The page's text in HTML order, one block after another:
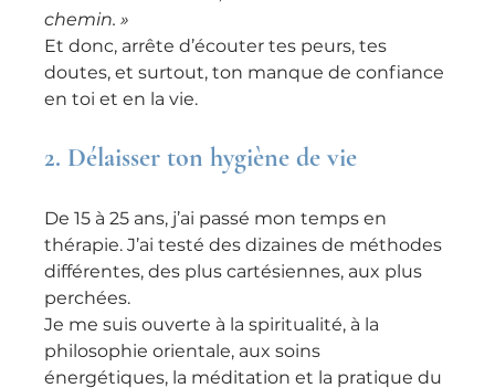
chemin. »
Et donc, arrête d’écouter tes peurs, tes
doutes, et surtout, ton manque de confiance
en toi et en la vie.
2. Délaisser ton hygiène de vie
De 15 à 25 ans, j’ai passé mon temps en
thérapie. J’ai testé des dizaines de méthodes
différentes, des plus cartésiennes, aux plus
perchées.
Je me suis ouverte à la spiritualité, à la
philosophie orientale, aux soins
énergétiques, la méditation et la pratique du